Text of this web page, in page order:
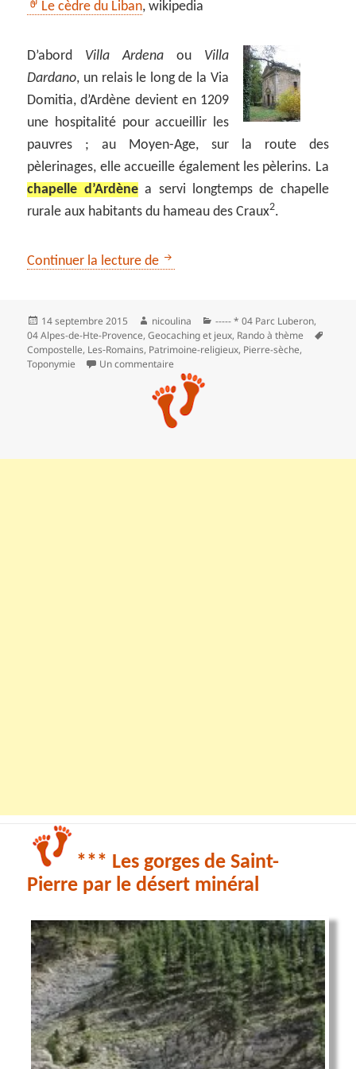
Le cèdre du Liban, wikipedia
D’abord Villa Ardena ou Villa
Dardano, un relais le long de la Via
Domitia, d’Ardène devient en 1209
une hospitalité pour accueillir les
pauvres ; au Moyen-Age, sur la route des
pèlerinages, elle accueille également les pèlerins. La
chapelle d’Ardènea servi longtemps de chapelle
rurale aux habitants du hameau des Craux2.
Continuer la lecture de ** Saint-Michel l’Observatoire
Publié
le
14 septembre 2015 Auteur
nicoulina Catégories
----- * 04 Parc Luberon,
04 Alpes-de-Hte-Provence,Geocaching et jeux, Rando à thème
Compostelle, Les‑Romains, Patrimoine-religieux, Pierre-sèche,
Toponymie
Un commentaire sur ** Saint-Michel l’Observatoire par
*** Les gorges de Saint-
Pierre par le désert minéral